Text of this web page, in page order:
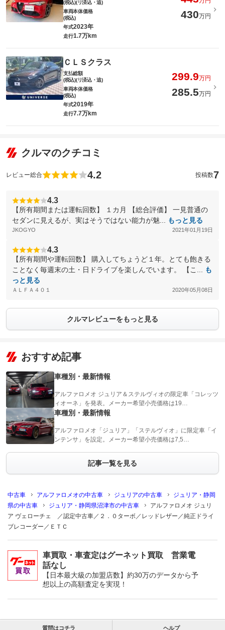
(税込)(リ済込・追)
車両本体価格
(税込)
430万円
年式2023年
走行1.7万km
ＣＬＳクラス
支払総額
(税込)(リ済込・追)
299.9万円
車両本体価格
(税込)
285.5万円
年式2019年
走行7.7万km
クルマのクチコミ
レビュー総合 4.2 投稿数7
4.3
【所有期間または運転回数】 １カ月 【総合評価】 一見普通の
セダンに見えるが、実はそうではない能力が魅...
もっと見る
JKOGYO 2021年01月19日
4.3
【所有期間や運転回数】 購入してちょうど１年。とても飽きる
ことなく毎週末の土・日ドライブを楽しんでいます。 【こ...
も
っと見る
ＡＬＦＡ４０１ 2020年05月08日
クルマレビューをもっと見る
おすすめ記事
車種別・最新情報
アルファロメオ ジュリア＆ステルヴィオの限定車「コレッツ
ィオーネ」を発表。メーカー希望小売価格は19…
車種別・最新情報
アルファロメオ「ジュリア」「ステルヴィオ」に限定車「イ
ンテンサ」を設定。メーカー希望小売価格は7,5…
記事一覧を見る
中古車 アルファロメオの中古車 ジュリアの中古車
ジュリア・静岡
県の中古車
ジュリア・静岡県沼津市の中古車
アルファロメオ ジュリ
ア ヴェローチェ ／認定中古車／２．０ターボ／レッドレザー／純正ドライ
ブレコーダー／ＥＴＣ
車買取・車査定はグーネット買取 営業電
話なし
【日本最大級の加盟店数】約30万のデータから予
想以上の高額査定を実現！
質問はコチラ ヘルプ